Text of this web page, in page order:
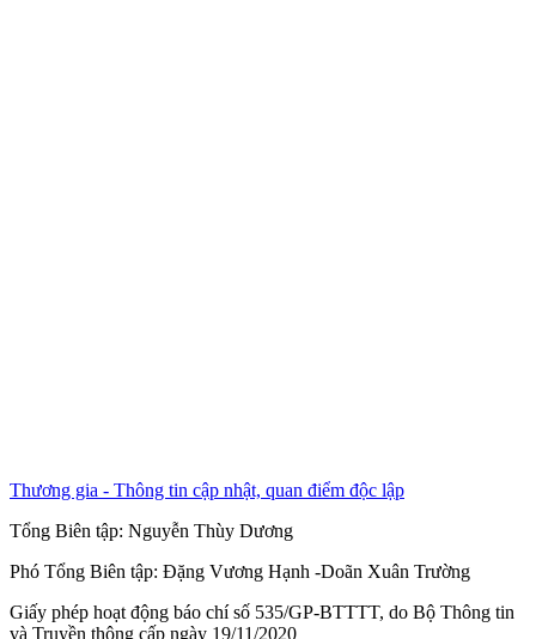
Thương gia - Thông tin cập nhật, quan điểm độc lập
Tổng Biên tập: Nguyễn Thùy Dương
Phó Tổng Biên tập: Đặng Vương Hạnh -Doãn Xuân Trường
Giấy phép hoạt động báo chí số 535/GP-BTTTT, do Bộ Thông tin
và Truyền thông cấp ngày 19/11/2020